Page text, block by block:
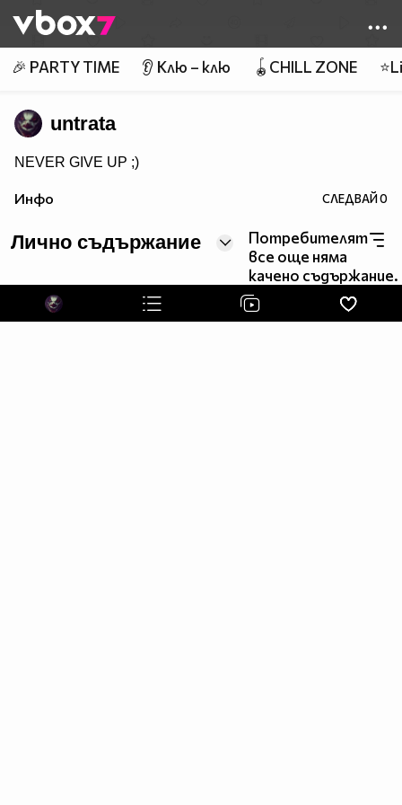
👾
🎉 PARTY TIME 👂 Клю – клю 🪀CHILL ZONE
untrata
NEVER GIVE UP ;)
Инфо СЛЕДВАЙ0
Лично съдържание
Потребителят
все още няма
качено съдържание.